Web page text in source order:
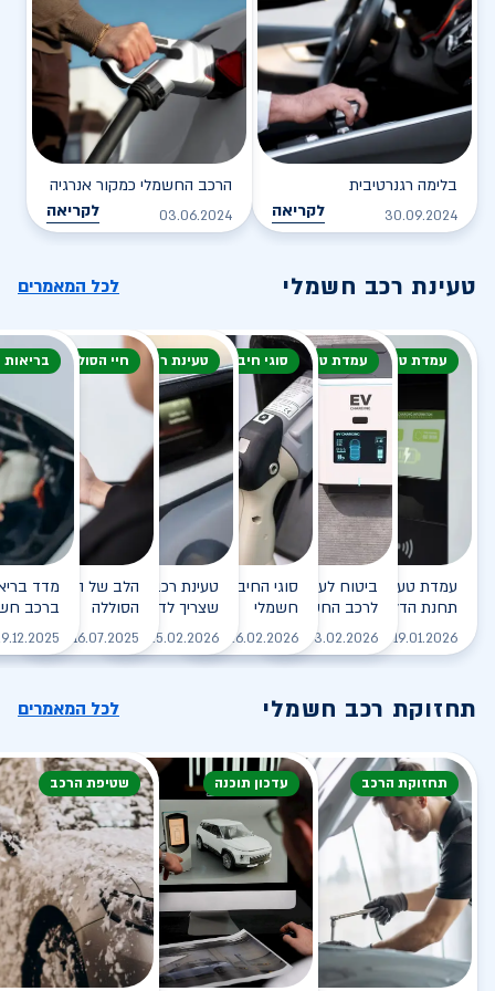
בלימה רגנרטיבית
30.09.2024 לקריאה
הרכב החשמלי כמקור אנרגיה
03.06.2024 לקריאה
טעינת רכב חשמלי לכל המאמרים
עמדת טעינה
עמדת טעינה - הסוף של
תחנת הדלק?
19.01.2026 לקריאה
עמדת טעינה
ביטוח לעמדת טעינה ביתית
לרכב החשמלי
03.02.2026 לקריאה
סוגי חיבור
סוגי החיבורים לטעינת רכב
חשמלי
26.02.2026 לקריאה
טעינת רכב חשמלי
טעינת רכב חשמלי - כל מה
שצריך לדעת
25.02.2026 לקריאה
חיי הסוללה
הלב של הרכב
הסוללה
16.07.2025
ברכב
תחזוקת רכב חשמלי לכל המאמרים
תחזוקת הרכב עדכון תוכנה שטיפת הרכב